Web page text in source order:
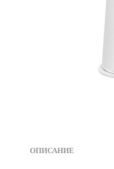
ОПИСАНИЕ